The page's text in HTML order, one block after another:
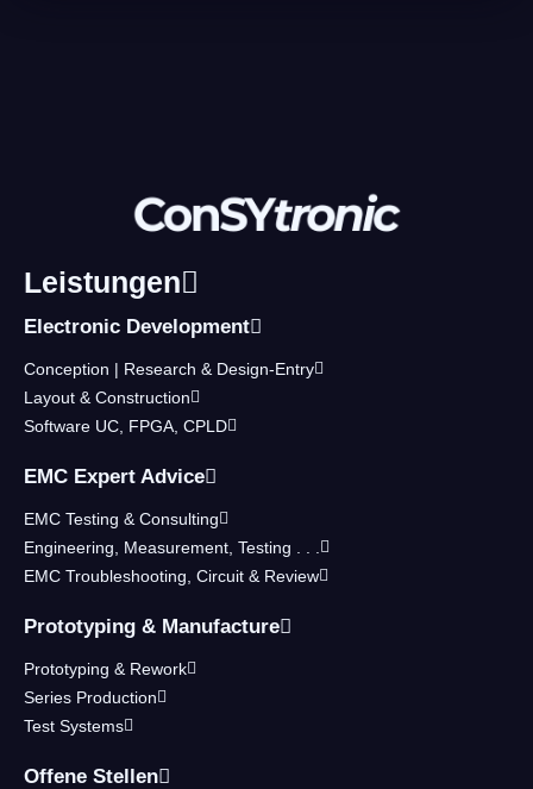
Leistungen
Electronic Development
Conception | Research & Design-Entry
Layout & Construction
Software UC, FPGA, CPLD
EMC Expert Advice
EMC Testing & Consulting
Engineering, Measurement, Testing . . .
EMC Troubleshooting, Circuit & Review
Prototyping & Manufacture
Prototyping & Rework
Series Production
Test Systems
Offene Stellen